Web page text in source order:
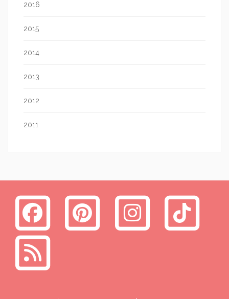
2016
2015
2014
2013
2012
2011